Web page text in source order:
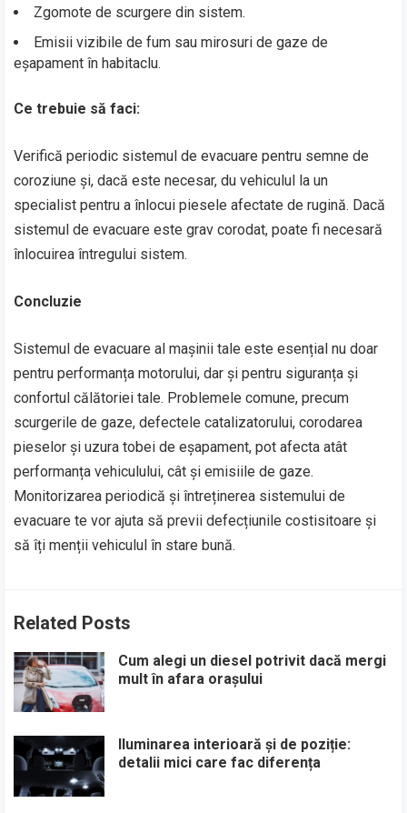
Zgomote de scurgere din sistem.
Emisii vizibile de fum sau mirosuri de gaze de
eșapament în habitaclu.
Ce trebuie să faci:
Verifică periodic sistemul de evacuare pentru semne de
coroziune și, dacă este necesar, du vehiculul la un
specialist pentru a înlocui piesele afectate de rugină. Dacă
sistemul de evacuare este grav corodat, poate fi necesară
înlocuirea întregului sistem.
Concluzie
Sistemul de evacuare al mașinii tale este esențial nu doar
pentru performanța motorului, dar și pentru siguranța și
confortul călătoriei tale. Problemele comune, precum
scurgerile de gaze, defectele catalizatorului, corodarea
pieselor și uzura tobei de eșapament, pot afecta atât
performanța vehiculului, cât și emisiile de gaze.
Monitorizarea periodică și întreținerea sistemului de
evacuare te vor ajuta să previi defecțiunile costisitoare și
să îți menții vehiculul în stare bună.
Related Posts
Cum alegi un diesel potrivit dacă mergi
mult în afara orașului
Iluminarea interioară și de poziție:
detalii mici care fac diferența